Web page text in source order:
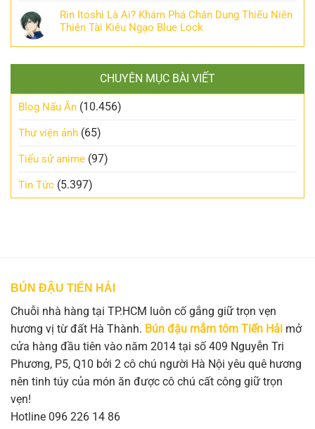
Rin Itoshi Là Ai? Khám Phá Chân Dung Thiếu Niên
Thiên Tài Kiêu Ngạo Blue Lock
CHUYÊN MỤC BÀI VIẾT
Blog Nấu Ăn (10.456)
Thư viện ảnh (65)
Tiểu sử anime (97)
Tin Tức (5.397)
BÚN ĐẬU TIẾN HẢI
Chuỗi nhà hàng tại TP.HCM luôn cố gắng giữ trọn vẹn
hương vị từ đất Hà Thành. Bún đậu mắm tôm Tiến Hải mở
cửa hàng đầu tiên vào năm 2014 tại số 409 Nguyễn Tri
Phương, P5, Q10 bởi 2 cô chú người Hà Nội yêu quê hương
nên tinh túy của món ăn được cô chú cất công giữ trọn
vẹn!
Hotline 096 226 14 86